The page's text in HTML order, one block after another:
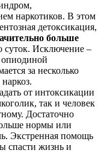
наркотиков. В этом
детоксикация,
больше
суток. Исключение –
за несколько
от интоксикации
так и человек
Достаточно
нормы или
Экстренная помощь
спасти жизнь и